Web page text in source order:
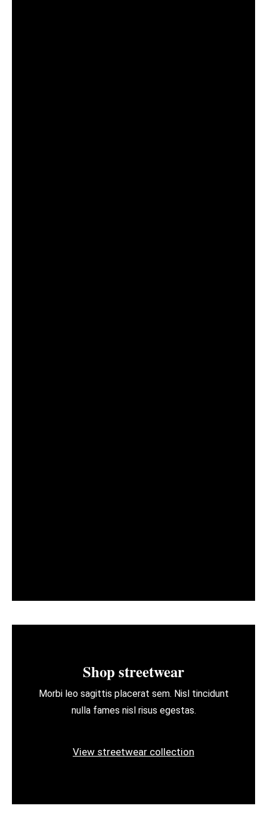
Shop streetwear
Morbi leo sagittis placerat sem. Nisl tincidunt
nulla fames nisl risus egestas.
View streetwear collection